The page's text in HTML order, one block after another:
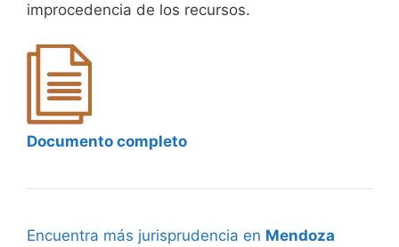
improcedencia de los recursos.
Documento completo
Encuentra más jurisprudencia en Mendoza